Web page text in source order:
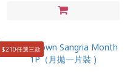
$210任選三款